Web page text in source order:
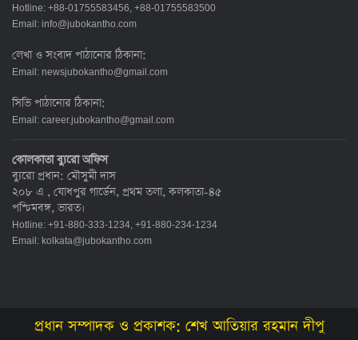
Hotline: +88-01755583456, +88-01755583500
Email: info@jubokantho.com
লেখা ও সংবাদ পাঠানোর ঠিকানা:
Email: newsjubokantho@gmail.com
সিভি পাঠানোর ঠিকানা:
Email: career.jubokantho@gmail.com
কোলকাতা ব্যুরো অফিস
ব্যুরো প্রধান: মৌসুমী দাস
২০৮ এ , যোধপুর গার্ডেন, প্রথম তলা, কলকাতা-৪৫
পশ্চিমবঙ্গ, ভারত।
Hotline: +91-880-333-1234, +91-880-234-1234
Email: kolkata@jubokantho.com
প্রধান সম্পাদক ও প্রকাশক: শেখ আতিয়ার রহমান দীপু